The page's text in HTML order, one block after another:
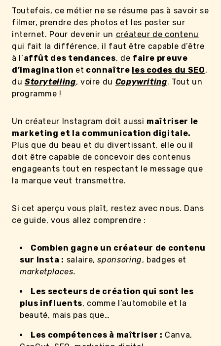
Toutefois, ce métier ne se résume pas à savoir se
filmer, prendre des photos et les poster sur
internet. Pour devenir un créateur de contenu
qui fait la différence, il faut être capable d’être
à l’affût des tendances, de faire preuve
d’imagination et connaître les codes du SEO,
du Storytelling, voire du Copywriting. Tout un
programme !
Un créateur Instagram doit aussi maîtriser le
marketing et la communication digitale.
Plus que du beau et du divertissant, elle ou il
doit être capable de concevoir des contenus
engageants tout en respectant le message que
la marque veut transmettre.
Si cet aperçu vous plaît, restez avec nous. Dans
ce guide, vous allez comprendre :
Combien gagne un créateur de contenu
sur Insta : salaire,sponsoring, badges et
marketplaces.
Les secteurs de création qui sont les
plus influents, comme l’automobile et la
beauté, mais pas que…
Les compétences à maîtriser : Canva,